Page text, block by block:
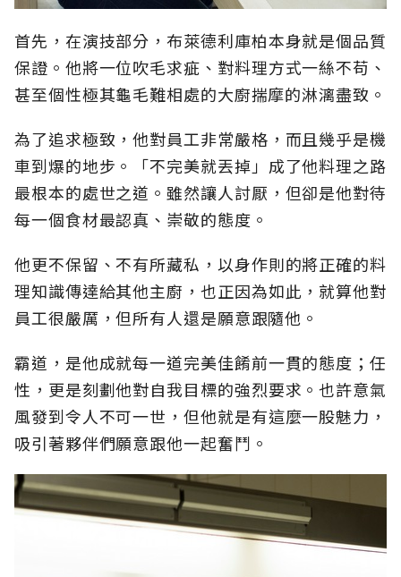
首先，在演技部分，布萊德利庫柏本身就是個品質
保證。他將一位吹毛求疵、對料理方式一絲不苟、
甚至個性極其龜毛難相處的大廚揣摩的淋漓盡致。
為了追求極致，他對員工非常嚴格，而且幾乎是機
車到爆的地步。「不完美就丟掉」成了他料理之路
最根本的處世之道。雖然讓人討厭，但卻是他對待
每一個食材最認真、崇敬的態度。
他更不保留、不有所藏私，以身作則的將正確的料
理知識傳達給其他主廚，也正因為如此，就算他對
員工很嚴厲，但所有人還是願意跟隨他。
霸道，是他成就每一道完美佳餚前一貫的態度；任
性，更是刻劃他對自我目標的強烈要求。也許意氣
風發到令人不可一世，但他就是有這麼一股魅力，
吸引著夥伴們願意跟他一起奮鬥。